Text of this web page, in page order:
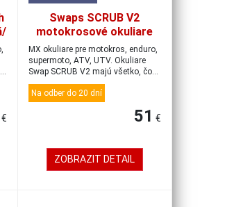
€
Swaps SCRUB V2
motokrosové okuliare
tyrkysové/
čierne/zlaté/modré
MX okuliare pre motokros, enduro,
supermoto, ATV, UTV. Okuliare
Swap SCRUB V2 majú všetko, čo
by mal...
Na odber do 20 dní
51 €
ZOBRAZIT DETAIL